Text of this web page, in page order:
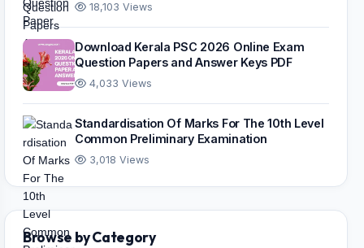
18,103 Views
Download Kerala PSC 2026 Online Exam
Question Papers and Answer Keys PDF
4,033 Views
Standardisation Of Marks For The 10th Level
Common Preliminary Examination
3,018 Views
Browse by Category